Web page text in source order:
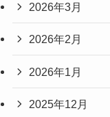
2026年3月
2026年2月
2026年1月
2025年12月